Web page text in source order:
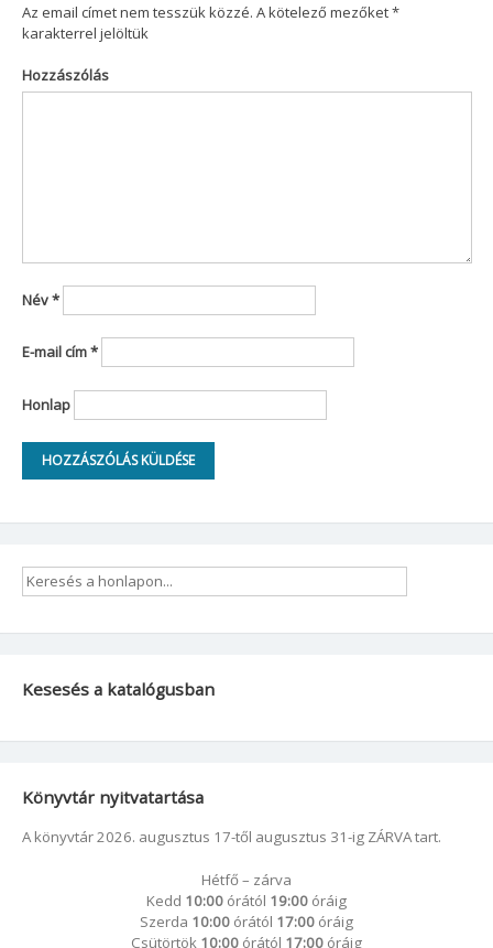
Az email címet nem tesszük közzé. A kötelező mezőket*
karakterrel jelöltük
Hozzászólás
Név*
E-mail cím*
Honlap
Kesesés a katalógusban
Könyvtár nyitvatartása
A könyvtár 2026. augusztus 17-től augusztus 31-ig ZÁRVA tart.
Hétfő – zárva
Kedd 10:00 órától 19:00 óráig
Szerda 10:00 órától 17:00 óráig
Csütörtök 10:00 órától 17:00 óráig